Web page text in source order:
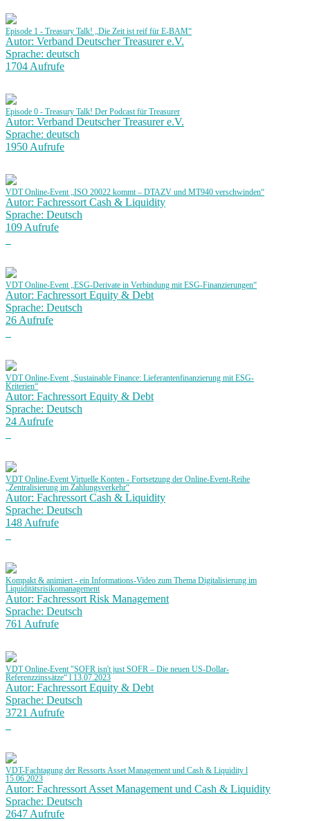
Episode 1 - Treasury Talk! „Die Zeit ist reif für E-BAM“
Autor: Verband Deutscher Treasurer e.V.
Sprache: deutsch
1704 Aufrufe
Episode 0 - Treasury Talk! Der Podcast für Treasurer
Autor: Verband Deutscher Treasurer e.V.
Sprache: deutsch
1950 Aufrufe
VDT Online-Event „ISO 20022 kommt – DTAZV und MT940 verschwinden“
Autor: Fachressort Cash & Liquidity
Sprache: Deutsch
109 Aufrufe
VDT Online-Event „ESG-Derivate in Verbindung mit ESG-Finanzierungen“
Autor: Fachressort Equity & Debt
Sprache: Deutsch
26 Aufrufe
VDT Online-Event „Sustainable Finance: Lieferantenfinanzierung mit ESG-
Kriterien“
Autor: Fachressort Equity & Debt
Sprache: Deutsch
24 Aufrufe
VDT Online-Event Virtuelle Konten - Fortsetzung der Online-Event-Reihe
„Zentralisierung im Zahlungsverkehr“
Autor: Fachressort Cash & Liquidity
Sprache: Deutsch
148 Aufrufe
Kompakt & animiert - ein Informations-Video zum Thema Digitalisierung im
Liquiditätsrisikomanagement
Autor: Fachressort Risk Management
Sprache: Deutsch
761 Aufrufe
VDT Online-Event "SOFR isn't just SOFR – Die neuen US-Dollar-
Referenzzinssätze“ l 13.07.2023
Autor: Fachressort Equity & Debt
Sprache: Deutsch
3721 Aufrufe
VDT-Fachtagung der Ressorts Asset Management und Cash & Liquidity l
15.06.2023
Autor: Fachressort Asset Management und Cash & Liquidity
Sprache: Deutsch
2647 Aufrufe